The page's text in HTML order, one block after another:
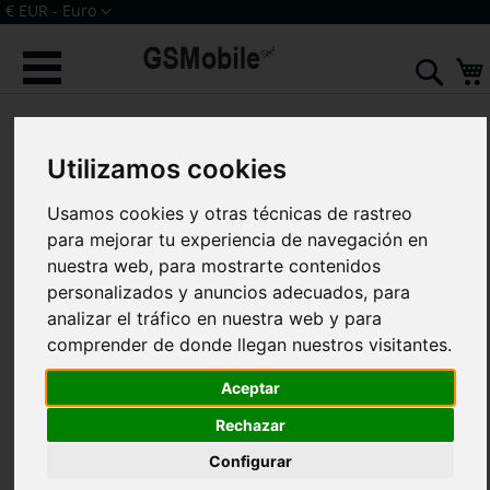
Utilizamos cookies
Usamos cookies y otras técnicas de rastreo
para mejorar tu experiencia de navegación en
nuestra web, para mostrarte contenidos
personalizados y anuncios adecuados, para
analizar el tráfico en nuestra web y para
comprender de donde llegan nuestros visitantes.
Aceptar
Rechazar
Configurar
Ir
al
contenido
Moneda
€ EUR - Euro
galería
imágenes